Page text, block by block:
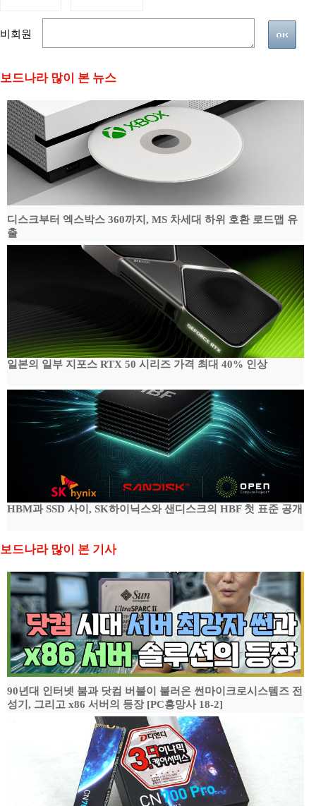
비회원
보드나라 많이 본 뉴스
디스크부터 엑스박스 360까지, MS 차세대 하위 호환 로드맵 유
출
일본의 일부 지포스 RTX 50 시리즈 가격 최대 40% 인상
HBM과 SSD 사이, SK하이닉스와 샌디스크의 HBF 첫 표준 공개
보드나라 많이 본 기사
90년대 인터넷 붐과 닷컴 버블이 불러온 썬마이크로시스템즈 전
성기, 그리고 x86 서버의 등장 [PC흥망사 18-2]